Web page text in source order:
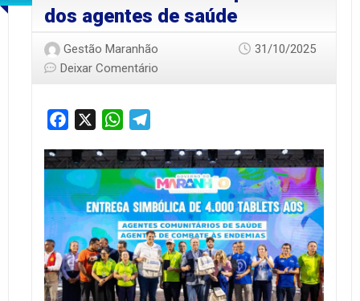
dos agentes de saúde
Gestão Maranhão
31/10/2025
Deixar Comentário
Facebook WhatsApp